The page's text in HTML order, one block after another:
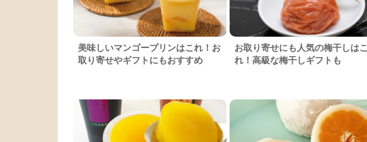
美味しいマンゴープリンはこれ！お
取り寄せやギフトにもおすすめ
お取り寄せにも人気の梅干しはこ
れ！高級な梅干しギフトも